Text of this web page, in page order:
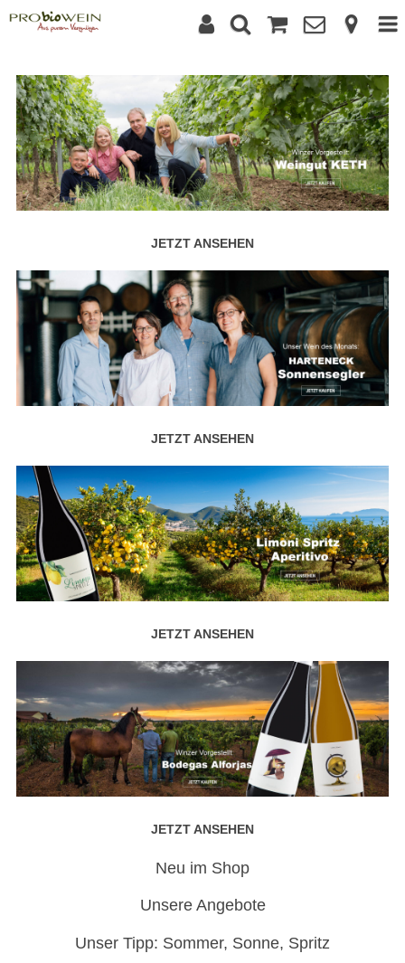
JETZT ANSEHEN
JETZT ANSEHEN
JETZT ANSEHEN
JETZT ANSEHEN
Neu im Shop
Unsere Angebote
Unser Tipp: Sommer, Sonne, Spritz